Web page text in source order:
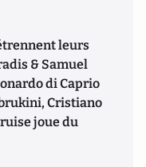
leurs
& Samuel
di Caprio
Cristiano
joue du